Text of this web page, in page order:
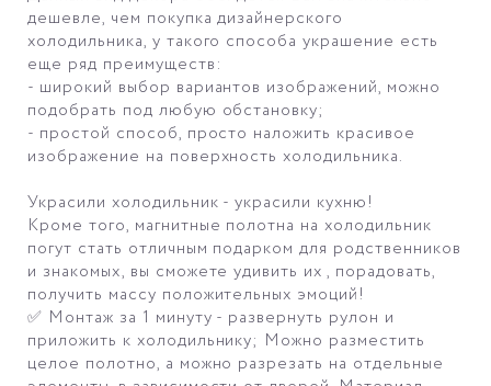
дешевле, чем покупка дизайнерского
холодильника, у такого способа украшение есть
еще ряд преимуществ:
- широкий выбор вариантов изображений, можно
подобрать под любую обстановку;
- простой способ, просто наложить красивое
изображение на поверхность холодильника.
Украсили холодильник - украсили кухню!
Кроме того, магнитные полотна на холодильник
погут стать отличным подарком для родственников
и знакомых, вы сможете удивить их , порадовать,
получить массу положительных эмоций!
✅ Монтаж за 1 минуту - развернуть рулон и
приложить к холодильнику; Можно разместить
целое полотно, а можно разрезать на отдельные